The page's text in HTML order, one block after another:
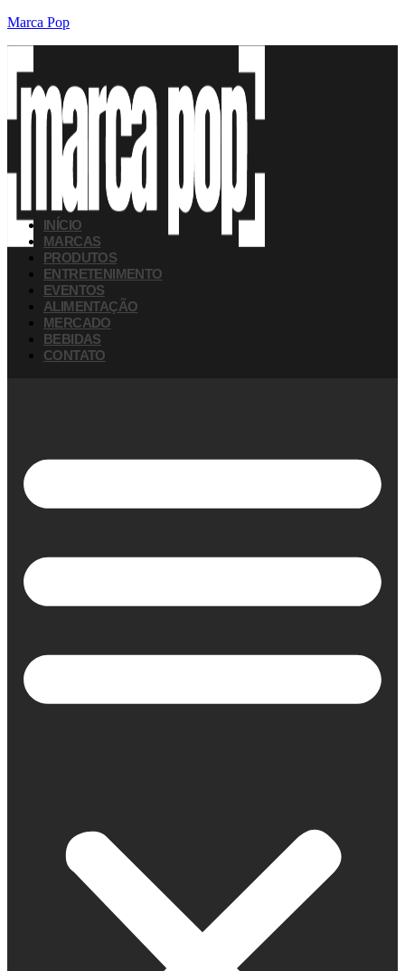
Marca Pop
INÍCIO
MARCAS
PRODUTOS
ENTRETENIMENTO
EVENTOS
ALIMENTAÇÃO
MERCADO
BEBIDAS
CONTATO